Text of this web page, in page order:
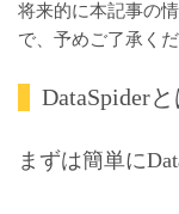
将来的に本記事の
で、予めご了承くだ
DataSpiderと
まずは簡単に